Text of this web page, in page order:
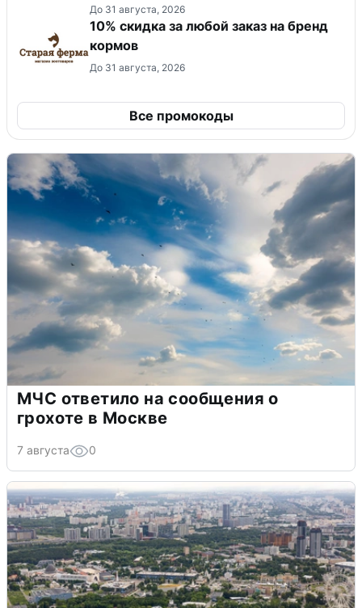
До 31 августа, 2026
10% скидка за любой заказ на бренд
кормов
До 31 августа, 2026
Все промокоды
МЧС ответило на сообщения о
грохоте в Москве
7 августа 0